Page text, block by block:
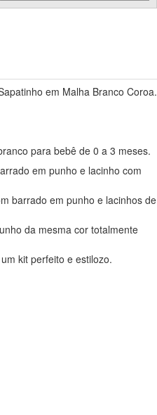
em Malha Branco Coroa.
para bebê de 0 a 3 meses.
em punho e lacinho com
barrado em punho e lacinhos de
da mesma cor totalmente
kit perfeito e estilozo.